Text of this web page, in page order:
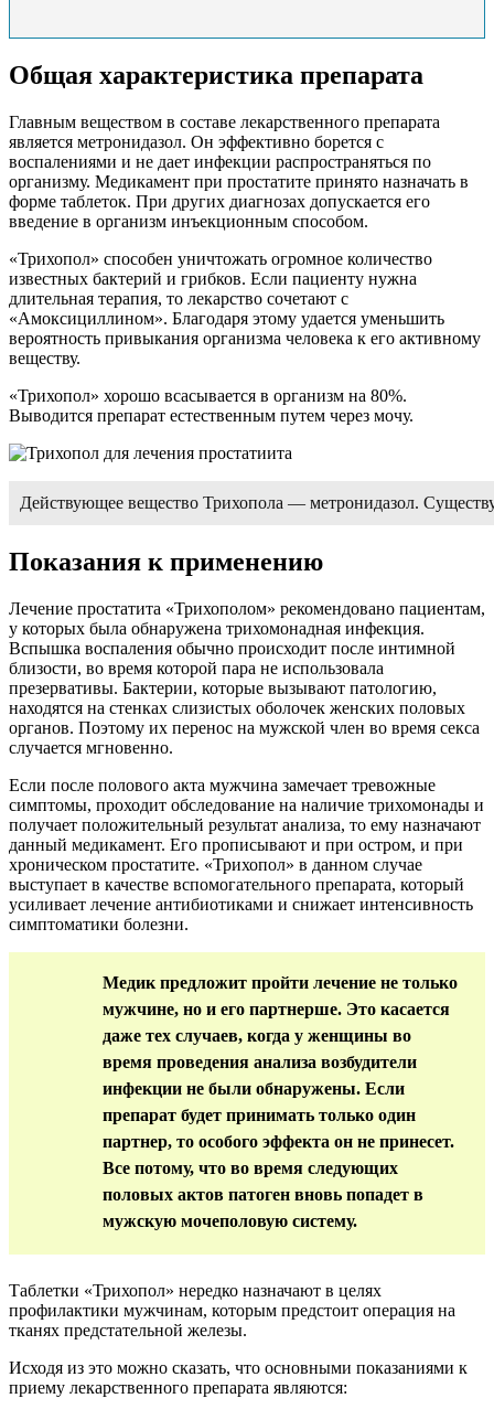
Общая характеристика препарата
Главным веществом в составе лекарственного препарата
является метронидазол. Он эффективно борется с
воспалениями и не дает инфекции распространяться по
организму. Медикамент при простатите принято назначать в
форме таблеток. При других диагнозах допускается его
введение в организм инъекционным способом.
«Трихопол» способен уничтожать огромное количество
известных бактерий и грибков. Если пациенту нужна
длительная терапия, то лекарство сочетают с
«Амоксициллином». Благодаря этому удается уменьшить
вероятность привыкания организма человека к его активному
веществу.
«Трихопол» хорошо всасывается в организм на 80%.
Выводится препарат естественным путем через мочу.
Действующее вещество Трихопола — метронидазол.
Показания к применению
Лечение простатита «Трихополом» рекомендовано пациентам,
у которых была обнаружена трихомонадная инфекция.
Вспышка воспаления обычно происходит после интимной
близости, во время которой пара не использовала
презервативы. Бактерии, которые вызывают патологию,
находятся на стенках слизистых оболочек женских половых
органов. Поэтому их перенос на мужской член во время секса
случается мгновенно.
Если после полового акта мужчина замечает тревожные
симптомы, проходит обследование на наличие трихомонады и
получает положительный результат анализа, то ему назначают
данный медикамент. Его прописывают и при остром, и при
хроническом простатите. «Трихопол» в данном случае
выступает в качестве вспомогательного препарата, который
усиливает лечение антибиотиками и снижает интенсивность
симптоматики болезни.
Медик предложит пройти лечение не только
мужчине, но и его партнерше. Это касается
даже тех случаев, когда у женщины во
время проведения анализа возбудители
инфекции не были обнаружены. Если
препарат будет принимать только один
партнер, то особого эффекта он не принесет.
Все потому, что во время следующих
половых актов патоген вновь попадет в
мужскую мочеполовую систему.
Таблетки «Трихопол» нередко назначают в целях
профилактики мужчинам, которым предстоит операция на
тканях предстательной железы.
Исходя из это можно сказать, что основными показаниями к
приему лекарственного препарата являются: